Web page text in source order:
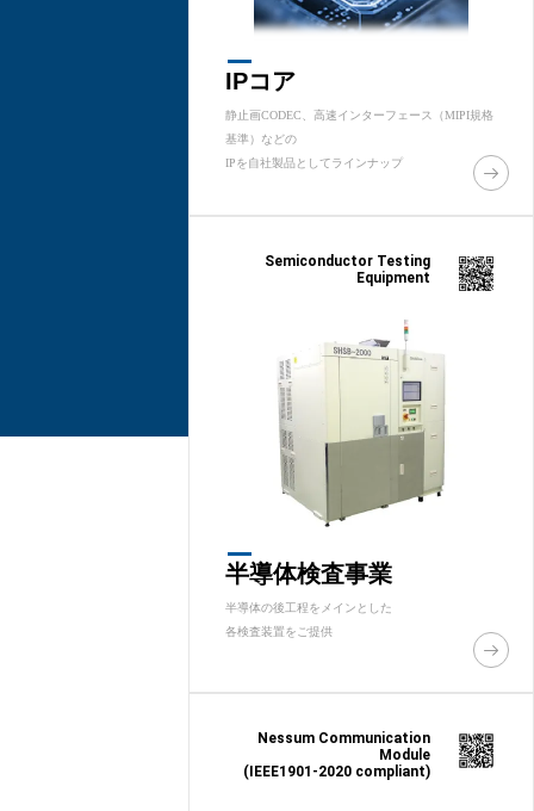
IPコア
静止画CODEC、高速インターフェース（MIPI規格
基準）などの
IPを自社製品としてラインナップ
Semiconductor Testing
Equipment
半導体検査事業
半導体の後工程をメインとした
各検査装置をご提供
Nessum Communication
Module
(IEEE1901-2020 compliant)